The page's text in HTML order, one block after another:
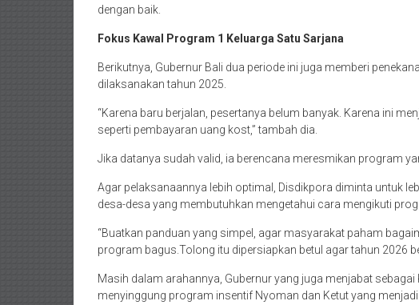
dengan baik.
Fokus Kawal Program 1 Keluarga Satu Sarjana
Berikutnya, Gubernur Bali dua periode ini juga memberi
dilaksanakan tahun 2025.
“Karena baru berjalan, pesertanya belum banyak. Karena ini
seperti pembayaran uang kost,” tambah dia.
Jika datanya sudah valid, ia berencana meresmikan program
Agar pelaksanaannya lebih optimal, Disdikpora diminta untuk
desa-desa yang membutuhkan mengetahui cara mengikuti
“Buatkan panduan yang simpel, agar masyarakat paham
program bagus.Tolong itu dipersiapkan betul agar tahun 2026
Masih dalam arahannya, Gubernur yang juga menjabat sebagai
menyinggung program insentif Nyoman dan Ketut yang